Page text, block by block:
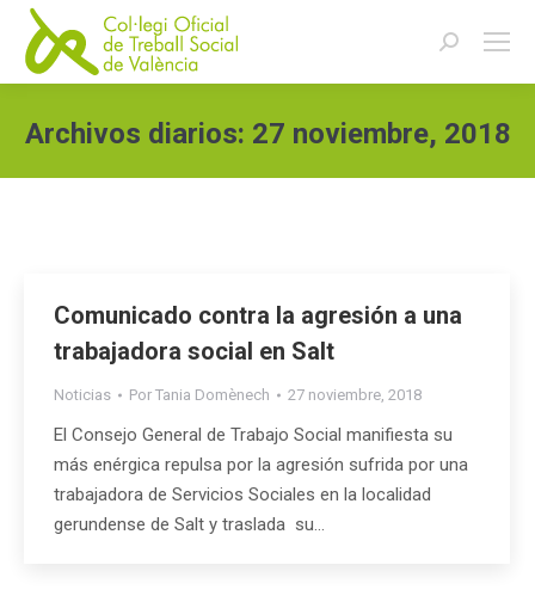
Buscar:
Archivos diarios: 27 noviembre, 2018
Comunicado contra la agresión a una
trabajadora social en Salt
Noticias Por Tania Domènech 27 noviembre, 2018
El Consejo General de Trabajo Social manifiesta su
más enérgica repulsa por la agresión sufrida por una
trabajadora de Servicios Sociales en la localidad
gerundense de Salt y traslada su…